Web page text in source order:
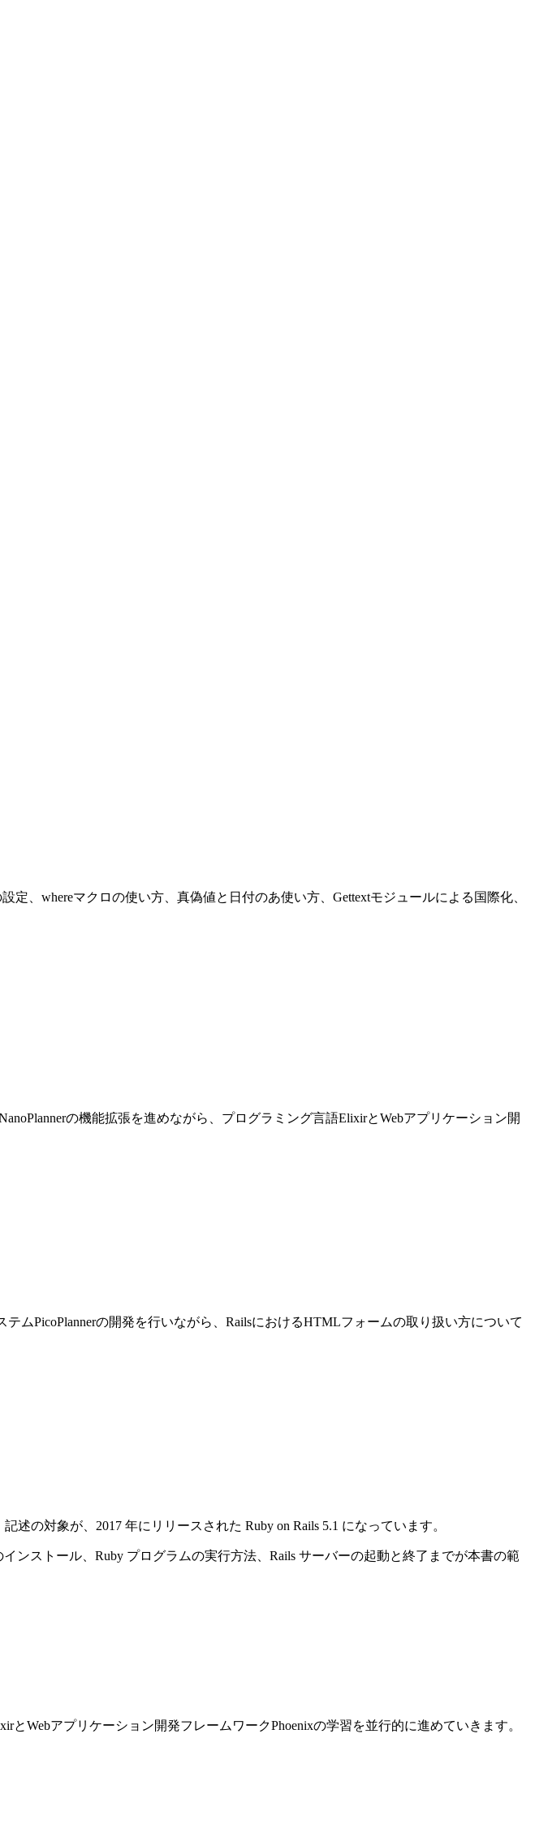
定、whereマクロの使い方、真偽値と日付のあ使い方、Gettextモジュールによる国際化、
の機能拡張を進めながら、プログラミング言語ElixirとWebアプリケーション開
ムPicoPlannerの開発を行いながら、RailsにおけるHTMLフォームの取り扱い方について
の対象が、2017 年にリリースされた Ruby on Rails 5.1 になっています。
ンストール、Ruby プログラムの実行方法、Rails サーバーの起動と終了までが本書の範
Webアプリケーション開発フレームワークPhoenixの学習を並行的に進めていきます。